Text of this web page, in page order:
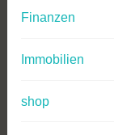
Finanzen
Immobilien
shop